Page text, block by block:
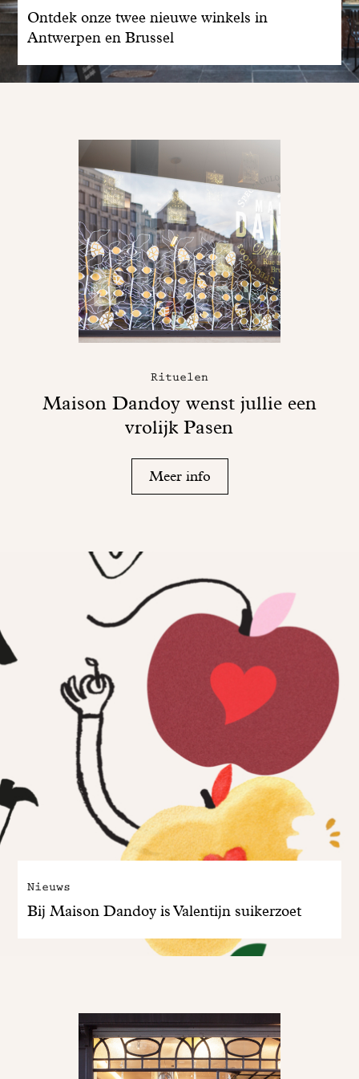
Ontdek onze twee nieuwe winkels in
Antwerpen en Brussel
Rituelen
Maison Dandoy wenst jullie een
vrolijk Pasen
Meer info
Nieuws
Bij Maison Dandoy is Valentijn suikerzoet